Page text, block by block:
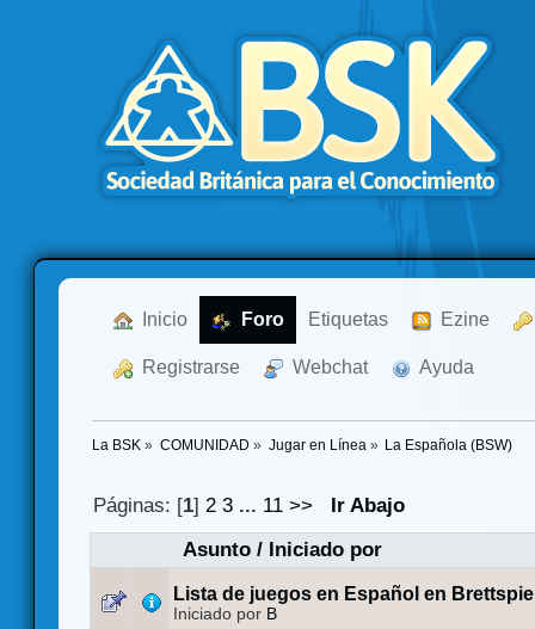
Inicio Foro Etiquetas Ezine
Registrarse Webchat Ayuda
La BSK » COMUNIDAD » Jugar en Línea » La Española (BSW)
Páginas: [1]2 3 ... 11 >>
Ir Abajo
Asunto/ Iniciado por
Lista de juegos en Español en
Iniciado por B